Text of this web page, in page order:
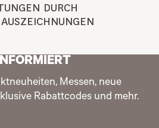
DURCH
Messen, neue
Rabattcodes und mehr.